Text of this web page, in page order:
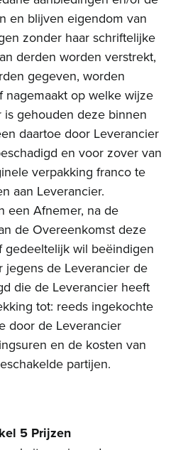
en blijven eigendom van
zonder haar schriftelijke
derden worden verstrekt,
gegeven, worden
op welke wijze
gehouden deze binnen
daartoe door Leverancier
en voor zover van
verpakking franco te
aan Leverancier.
een Afnemer, na de
de Overeenkomst deze
wil beëindigen
jegens de Leverancier de
die de Leverancier heeft
tot: reeds ingekochte
door de Leverancier
en de kosten van
partijen.
5 Prijzen